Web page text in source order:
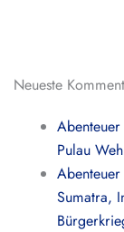
Neueste
Pulau
Sumatra,